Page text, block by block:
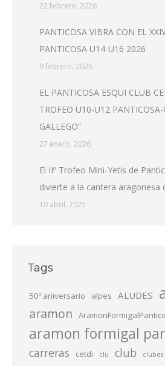
22 febrero, 2026
PANTICOSA VIBRA CON EL
PANTICOSA U14-U16 2026
9 febrero, 2026
EL PANTICOSA ESQUI CLUB
TROFEO U10-U12
GALLEGO”
27 enero, 2026
El IIº Trofeo Mini-Yetis de
divierte a la cantera aragonesa
10 abril, 2025
Tags
50º aniversario alpes ALUDES
aramon
aramon formigal
carreras cetdi clu club clubes